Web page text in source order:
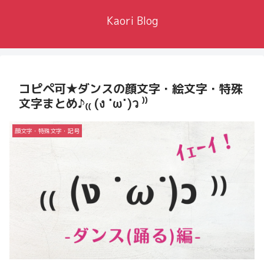
Kaori Blog
コピペ可★ダンスの顔文字・絵文字・特殊
文字まとめ♪₍₍ (ง ˙ω˙)ว ⁾⁾
顔文字・特殊文字・記号